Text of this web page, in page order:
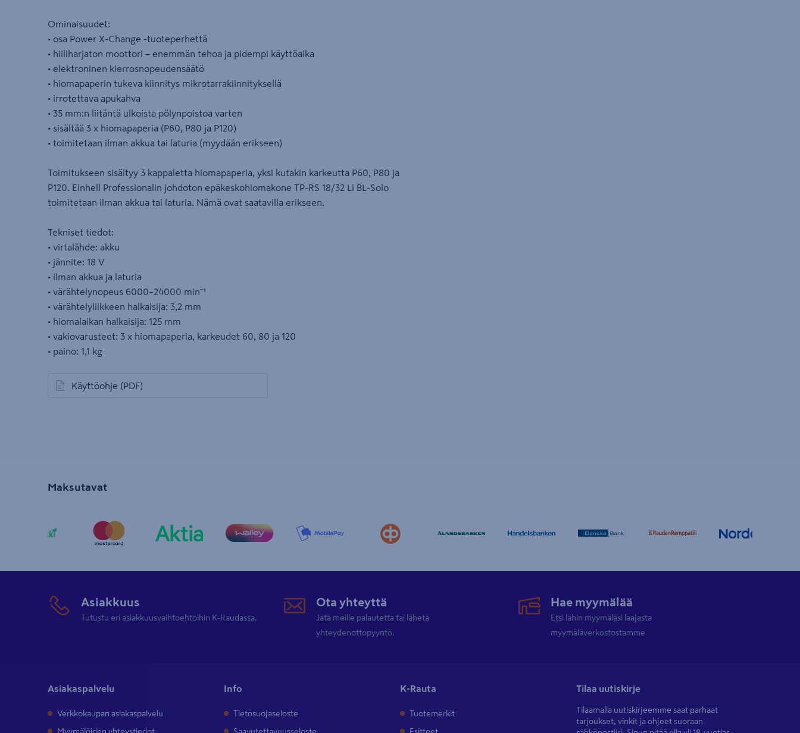
Ominaisuudet:
• osa Power X-Change -tuoteperhettä
• hiiliharjaton moottori – enemmän tehoa ja pidempi käyttöaika
• elektroninen kierrosnopeudensäätö
• hiomapaperin tukeva kiinnitys mikrotarrakiinnityksellä
• irrotettava apukahva
• 35 mm:n liitäntä ulkoista pölynpoistoa varten
• sisältää 3 x hiomapaperia (P60, P80 ja P120)
• toimitetaan ilman akkua tai laturia (myydään erikseen)
Toimitukseen sisältyy 3 kappaletta hiomapaperia, yksi kutakin karkeutta P60, P80 ja
P120. Einhell Professionalin johdoton epäkeskohiomakone TP-RS 18/32 Li BL-Solo
toimitetaan ilman akkua tai laturia. Nämä ovat saatavilla erikseen.
Tekniset tiedot:
• virtalähde: akku
• jännite: 18 V
• ilman akkua ja laturia
• värähtelynopeus 6000–24000 min⁻¹
• värähtelyliikkeen halkaisija: 3,2 mm
• hiomalaikan halkaisija: 125 mm
• vakiovarusteet: 3 x hiomapaperia, karkeudet 60, 80 ja 120
• paino: 1,1 kg
Käyttöohje (PDF)
avautuu uuteen välilehteen
Maksutavat
Asiakkuus
Tutustu eri asiakkuusvaihtoehtoihin K-Raudassa.
Ota yhteyttä
Jätä meille palautetta tai lähetä
yhteydenottopyyntö.
Hae myymälää
Etsi lähin myymäläsi laajasta
myymäläverkostostamme
Asiakaspalvelu
Verkkokaupan asiakaspalvelu
Myymälöiden yhteystiedot
Info
Tietosuojaseloste
Saavutettavuusseloste
K-Rauta
Tuotemerkit
Esitteet
Tilaa uutiskirje
Tilaamalla uutiskirjeemme saat parhaat
tarjoukset, vinkit ja ohjeet suoraan